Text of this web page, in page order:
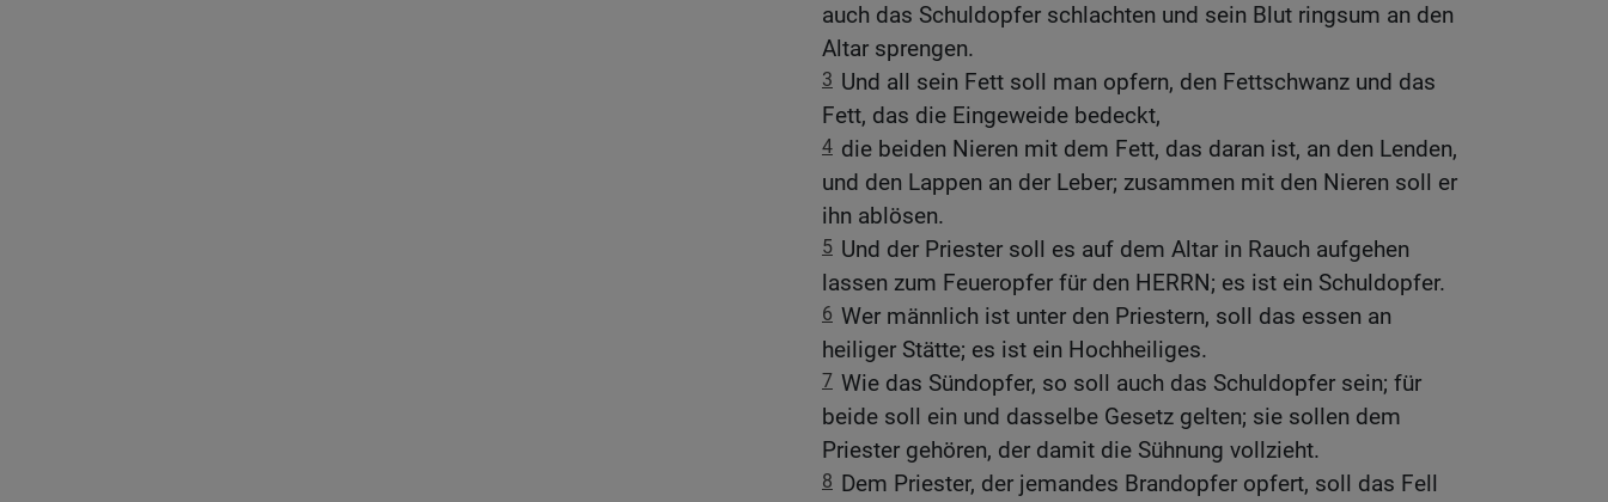
auch das Schuldopfer schlachten und sein Blut ringsum an den
Altar sprengen.
3 Und all sein Fett soll man opfern, den Fettschwanz und das
Fett, das die Eingeweide bedeckt,
4 die beiden Nieren mit dem Fett, das daran ist, an den Lenden,
und den Lappen an der Leber; zusammen mit den Nieren soll er
ihn ablösen.
5 Und der Priester soll es auf dem Altar in Rauch aufgehen
lassen zum Feueropfer für den HERRN; es ist ein Schuldopfer.
6 Wer männlich ist unter den Priestern, soll das essen an
heiliger Stätte; es ist ein Hochheiliges.
7 Wie das Sündopfer, so soll auch das Schuldopfer sein; für
beide soll ein und dasselbe Gesetz gelten; sie sollen dem
Priester gehören, der damit die Sühnung vollzieht.
8 Dem Priester, der jemandes Brandopfer opfert, soll das Fell